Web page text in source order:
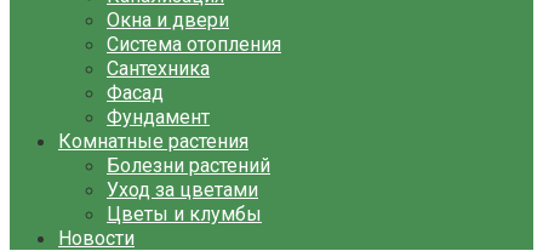
Окна и двери
Система отопления
Сантехника
Фасад
Фундамент
Комнатные растения
Болезни растений
Уход за цветами
Цветы и клумбы
Новости